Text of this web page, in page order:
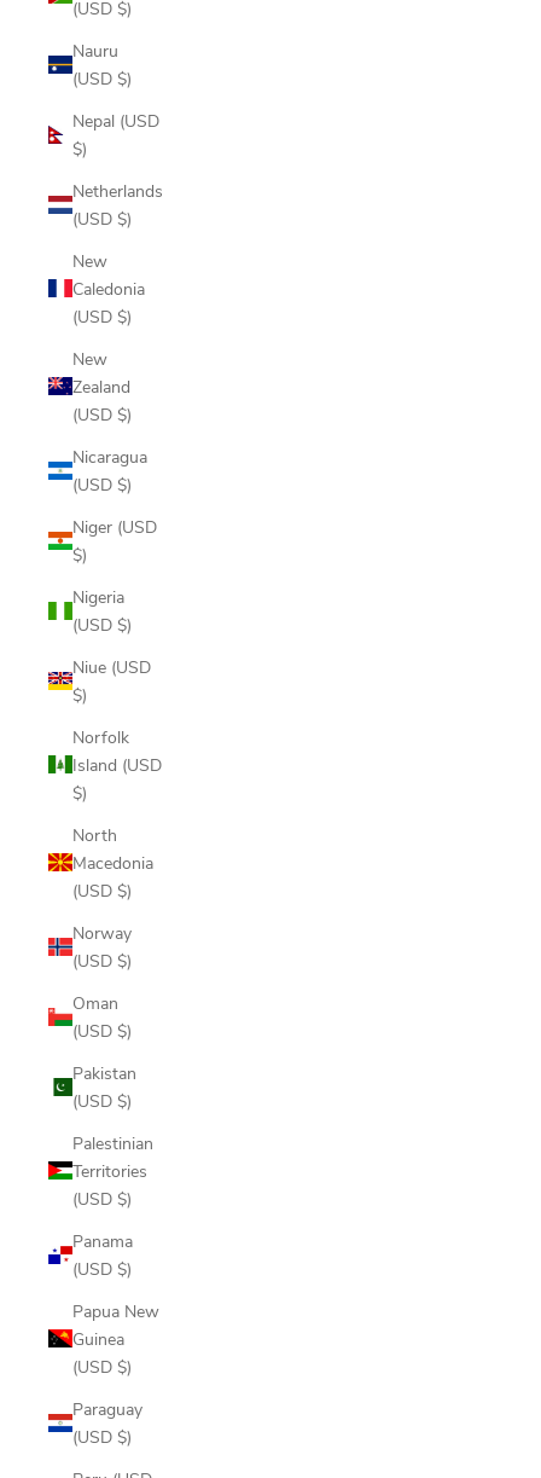
(USD $)
Nauru
(USD $)
Nepal (USD
$)
Netherlands
(USD $)
New
Caledonia
(USD $)
New
Zealand
(USD $)
Nicaragua
(USD $)
Niger (USD
$)
Nigeria
(USD $)
Niue (USD
$)
Norfolk
Island (USD
$)
North
Macedonia
(USD $)
Norway
(USD $)
Oman
(USD $)
Pakistan
(USD $)
Palestinian
Territories
(USD $)
Panama
(USD $)
Papua New
Guinea
(USD $)
Paraguay
(USD $)